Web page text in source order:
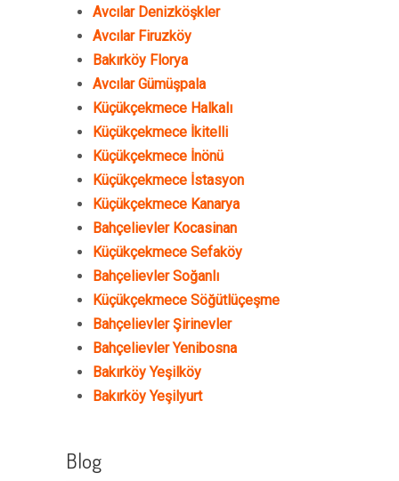
Avcılar Denizköşkler
Avcılar Firuzköy
Bakırköy Florya
Avcılar Gümüşpala
Küçükçekmece Halkalı
Küçükçekmece İkitelli
Küçükçekmece İnönü
Küçükçekmece İstasyon
Küçükçekmece Kanarya
Bahçelievler Kocasinan
Küçükçekmece Sefaköy
Bahçelievler Soğanlı
Küçükçekmece Söğütlüçeşme
Bahçelievler Şirinevler
Bahçelievler Yenibosna
Bakırköy Yeşilköy
Bakırköy Yeşilyurt
Blog